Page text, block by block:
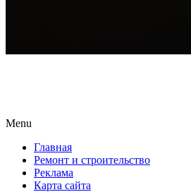
Menu
content
Главная
Ремонт и строительство
Реклама
Карта сайта